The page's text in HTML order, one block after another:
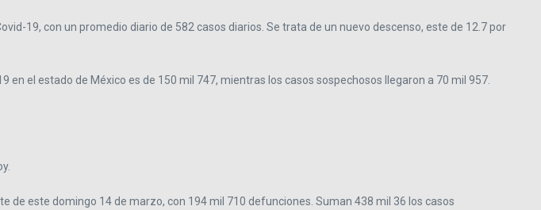
19, con un promedio diario de 582 casos diarios. Se trata de un nuevo descenso, este de 12.7 por
el estado de México es de 150 mil 747, mientras los casos sospechosos llegaron a 70 mil 957.
de este domingo 14 de marzo, con 194 mil 710 defunciones. Suman 438 mil 36 los casos